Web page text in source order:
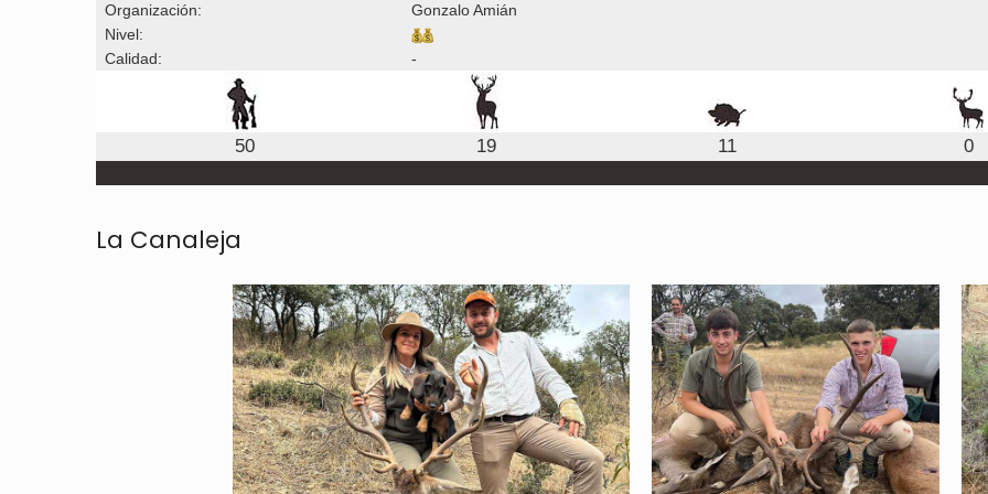
Organización:
Gonzalo Amián
Nivel:
Calidad:
-
50 19 11 0
La Canaleja